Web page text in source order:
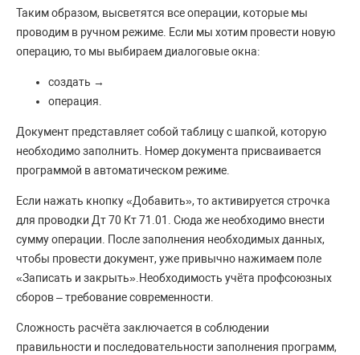
Таким образом, высветятся все операции, которые мы
проводим в ручном режиме. Если мы хотим провести новую
операцию, то мы выбираем диалоговые окна:
создать →
операция.
Документ представляет собой таблицу с шапкой, которую
необходимо заполнить. Номер документа присваивается
программой в автоматическом режиме.
Если нажать кнопку «Добавить», то активируется строчка
для проводки Дт 70 Кт 71.01. Сюда же необходимо внести
сумму операции. После заполнения необходимых данных,
чтобы провести документ, уже привычно нажимаем поле
«Записать и закрыть».Необходимость учёта профсоюзных
сборов – требование современности.
Сложность расчёта заключается в соблюдении
правильности и последовательности заполнения программ,